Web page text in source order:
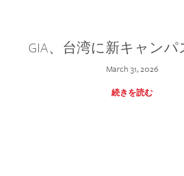
GIA、台湾に新キャン
March 31, 2026
続きを読む